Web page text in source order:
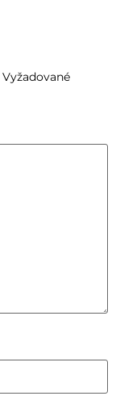
Vyžadované